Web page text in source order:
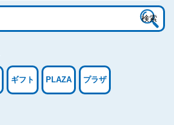
ギフト PLAZA プラザ